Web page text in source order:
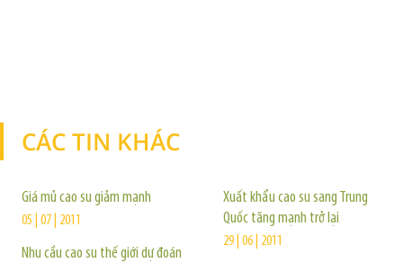
CÁC TIN KHÁC
Giá mủ cao su giảm mạnh
05 | 07 | 2011
Nhu cầu cao su thế giới dự đoán
Xuất khẩu cao su sang Trung
Quốc tăng mạnh trở lại
29 | 06 | 2011